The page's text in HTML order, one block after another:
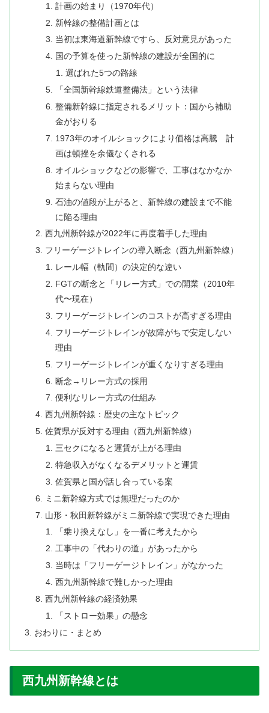
​計画の始まり（1970年代）
新幹線の整備計画とは
当初は東海道新幹線ですら、反対意見があった
国の予算を使った新幹線の建設が全国的に
​選ばれた5つの路線
​「全国新幹線鉄道整備法」という法律
整備新幹線に指定されるメリット：国から補助
金がおりる
1973年のオイルショックにより価格は高騰 計
画は頓挫を余儀なくされる
​オイルショックなどの影響で、工事はなかなか
始まらない理由
​石油の値段が上がると、新幹線の建設まで不能
に陥る理由
西九州新幹線が2022年に再度着手した理由
フリーゲージトレインの導入断念（西九州新幹線）
​レール幅（軌間）の決定的な違い
​FGTの断念と「リレー方式」での開業（2010年
代〜現在）
フリーゲージトレインのコストが高すぎる理由
フリーゲージトレインが故障がちで安定しない
理由
フリーゲージトレインが重くなりすぎる理由
断念→リレー方式の採用
便利なリレー方式の仕組み
西九州新幹線：​歴史の主なトピック
​佐賀県が反対する理由（西九州新幹線）
​三セクになると運賃が上がる理由
特急収入がなくなるデメリットと運賃
佐賀県と国が話し合っている案
​ミニ新幹線方式では無理だったのか
山形・秋田新幹線がミニ新幹線で実現できた理由
「乗り換えなし」を一番に考えたから
工事中の「代わりの道」があったから
当時は「フリーゲージトレイン」がなかった
​西九州新幹線で難しかった理由
​西九州新幹線の経済効果
「ストロー効果」の懸念
おわりに・まとめ
西九州新幹線とは